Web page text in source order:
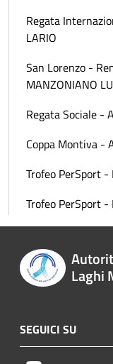
Regata
LARIO
San Lorenzo -
MANZONIANO
Regata Sociale -
Coppa Montiva -
Trofeo PerSport -
Trofeo PerSport -
Laghi
SEGUICI SU